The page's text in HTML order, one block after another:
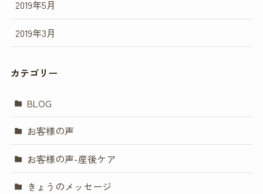
2019年5月
2019年3月
カテゴリー
BLOG
お客様の声
お客様の声-産後ケア
きょうのメッセージ